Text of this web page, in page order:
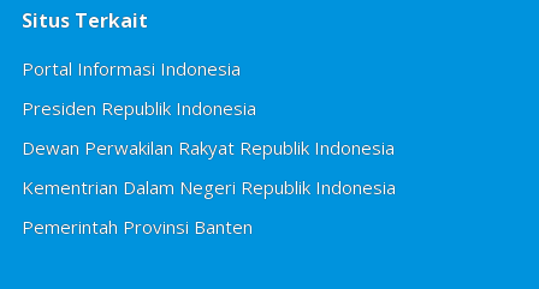
Situs Terkait
Portal Informasi Indonesia
Presiden Republik Indonesia
Dewan Perwakilan Rakyat Republik Indonesia
Kementrian Dalam Negeri Republik Indonesia
Pemerintah Provinsi Banten